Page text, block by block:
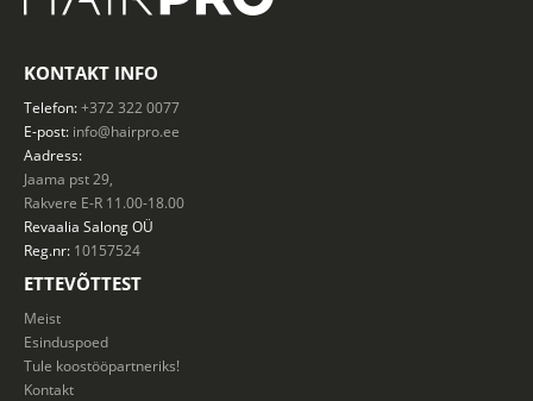
KONTAKT INFO
Telefon:+372 322 0077
E-post: info@hairpro.ee
Aadress:
Jaama pst 29,
Rakvere E-R 11.00-18.00
Revaalia SalongOÜ
Reg.nr: 10157524
ETTEVÕTTEST
Meist
Esinduspoed
Tule koostööpartneriks!
Kontakt